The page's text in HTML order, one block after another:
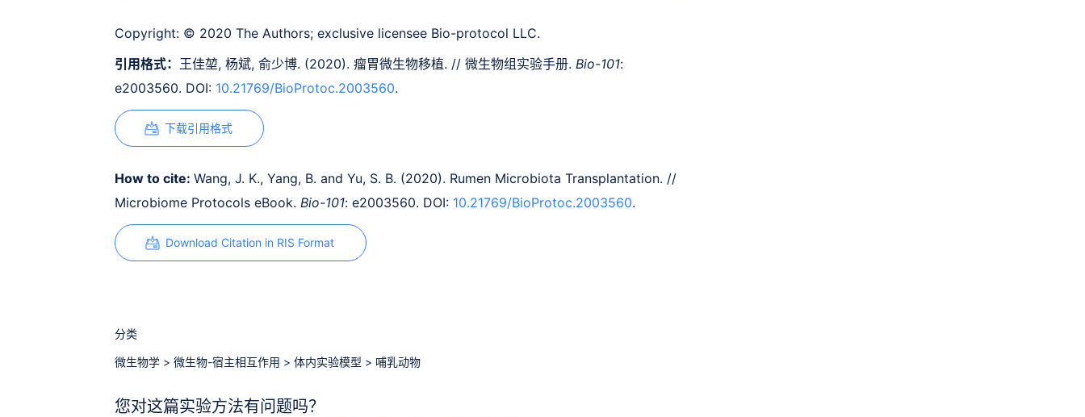
Copyright: © 2020 The Authors; exclusive licensee Bio-protocol LLC.
引用格式： 王佳堃, 杨斌, 俞少博. (2020). 瘤胃微生物移植. // 微生物组实验手册. Bio-101:
e2003560. DOI: 10.21769/BioProtoc.2003560.
下载引用格式
How to cite: Wang, J. K., Yang, B. and Yu, S. B. (2020). Rumen Microbiota Transplantation. //
Microbiome Protocols eBook. Bio-101: e2003560. DOI: 10.21769/BioProtoc.2003560.
Download Citation in RIS Format
分类
微生物学 > 微生物-宿主相互作用 > 体内实验模型 > 哺乳动物
您对这篇实验方法有问题吗？